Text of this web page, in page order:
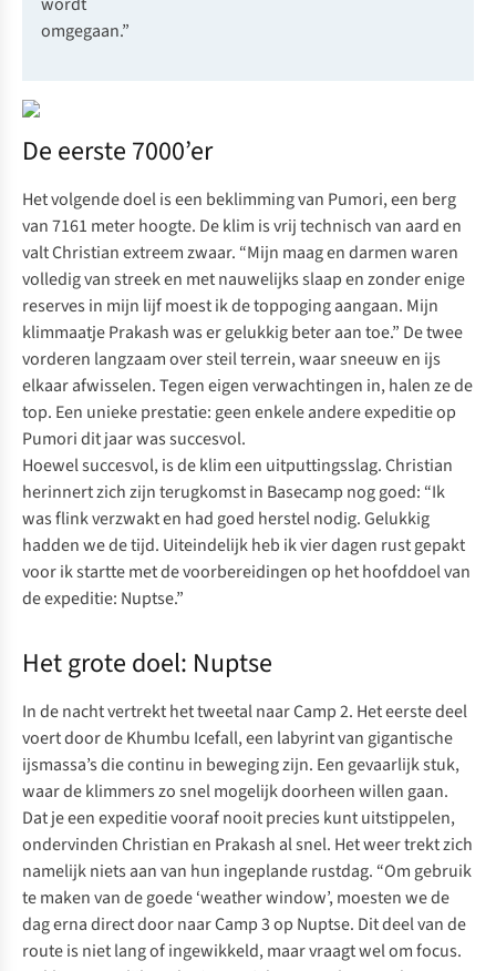
omgegaan.”
De eerste 7000’er
Het volgende doel is een beklimming van Pumori, een berg
van 7161 meter hoogte. De klim is vrij technisch van aard en
valt Christian extreem zwaar. “Mijn maag en darmen waren
volledig van streek en met nauwelijks slaap en zonder enige
reserves in mijn lijf moest ik de toppoging aangaan. Mijn
klimmaatje Prakash was er gelukkig beter aan toe.” De twee
vorderen langzaam over steil terrein, waar sneeuw en ijs
elkaar afwisselen. Tegen eigen verwachtingen in, halen ze de
top. Een unieke prestatie: geen enkele andere expeditie op
Pumori dit jaar was succesvol.
Hoewel succesvol, is de klim een uitputtingsslag. Christian
herinnert zich zijn terugkomst in Basecamp nog goed: “Ik
was flink verzwakt en had goed herstel nodig. Gelukkig
hadden we de tijd. Uiteindelijk heb ik vier dagen rust gepakt
voor ik startte met de voorbereidingen op het hoofddoel van
de expeditie: Nuptse.”
Het grote doel: Nuptse
In de nacht vertrekt het tweetal naar Camp 2. Het eerste deel
voert door de Khumbu Icefall, een labyrint van gigantische
ijsmassa’s die continu in beweging zijn. Een gevaarlijk stuk,
waar de klimmers zo snel mogelijk doorheen willen gaan.
Dat je een expeditie vooraf nooit precies kunt uitstippelen,
ondervinden Christian en Prakash al snel. Het weer trekt zich
namelijk niets aan van hun ingeplande rustdag. “Om gebruik
te maken van de goede ‘weather window’, moesten we de
dag erna direct door naar Camp 3 op Nuptse. Dit deel van de
route is niet lang of ingewikkeld, maar vraagt wel om focus.